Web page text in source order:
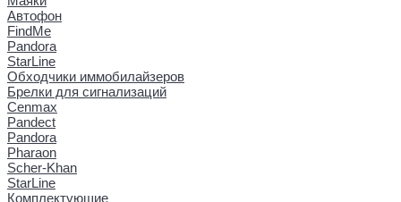
Автофон
FindMe
Pandora
StarLine
Обходчики иммобилайзеров
Брелки для сигнализаций
Cenmax
Pandect
Pandora
Pharaon
Scher-Khan
StarLine
Комплектующие